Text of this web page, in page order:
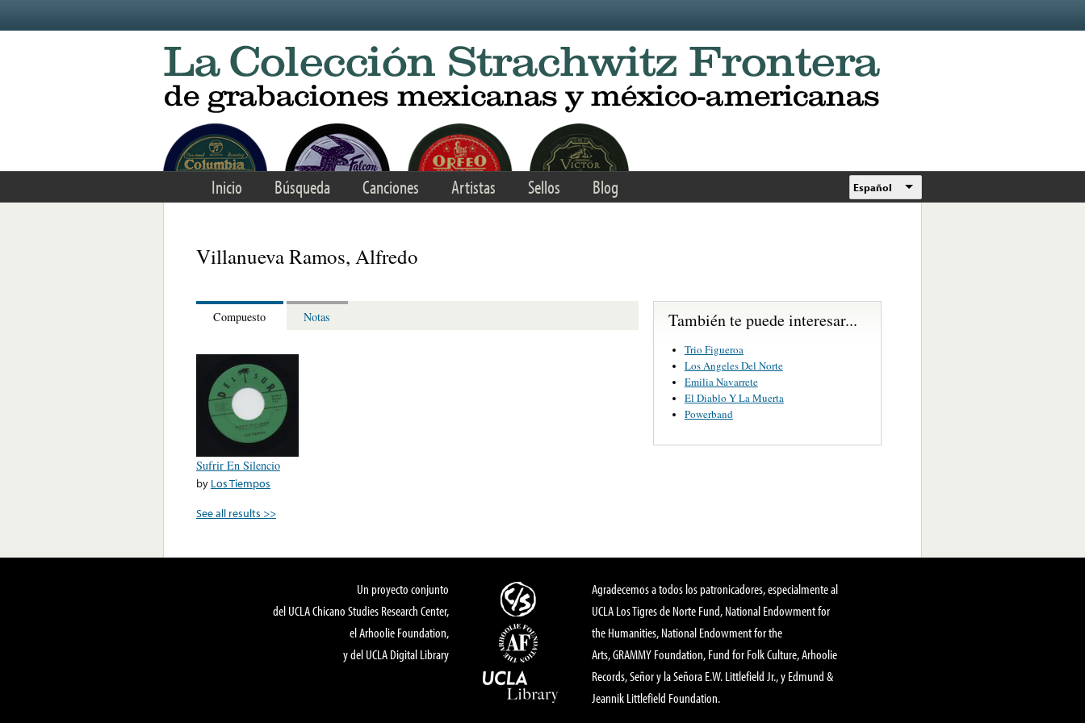
Inicio Búsqueda Canciones Artistas Sellos Blog Español
Villanueva Ramos, Alfredo
Compuesto Notas
Sufrir En Silencio
by Los Tiempos
See all results >>
También te puede interesar...
Trio Figueroa
Los Angeles Del Norte
Emilia Navarrete
El Diablo Y La Muerta
Powerband
Un proyecto conjunto
del UCLA Chicano Studies Research Center,
el Arhoolie Foundation,
y del UCLA Digital Library
Agradecemos a todos los patronicadores, especialmente al
UCLA Los Tigres de Norte Fund, National Endowment for
the Humanities, National Endowment for the
Arts, GRAMMY Foundation, Fund for Folk Culture, Arhoolie
Records, Señor y la Señora E.W. Littlefield Jr., y Edmund &
Jeannik Littlefield Foundation.